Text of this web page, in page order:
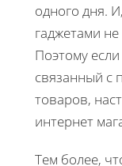
одного дня.
гаджетами
Поэтому
связанный с
товаров,
интернет
Тем более,